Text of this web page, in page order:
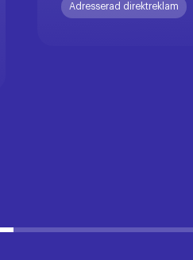
Adresserad direktreklam